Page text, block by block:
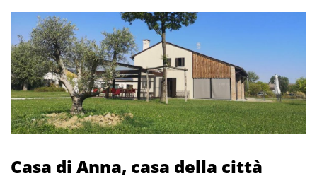
Casa di Anna, casa della città